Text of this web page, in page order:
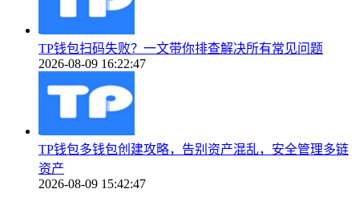
TP钱包扫码失败？一文带你排查解决所有常见问题
2026-08-09 16:22:47
TP钱包多钱包创建攻略，告别资产混乱，安全管理多链
资产
2026-08-09 15:42:47